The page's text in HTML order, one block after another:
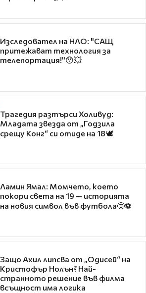
Изследовател на НЛО: "САЩ
притежават технология за
телепортация!"😯💥
Трагедия разтърси Холивуд:
Младата звезда от „Годзила
срещу Конг“ си отиде на 18🕊️
Ламин Ямал: Момчето, което
покори света на 19 — историята
на новия символ във футбола🤩⚽
Защо Ахил липсва от „Одисей“ на
Кристофър Нолън? Най-
странното решение във филма
всъщност има логика